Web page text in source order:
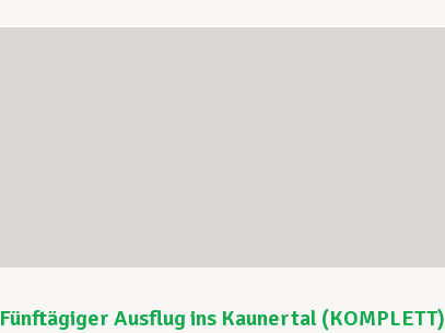
Fünftägiger Ausflug ins Kaunertal (KOMPLETT)